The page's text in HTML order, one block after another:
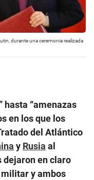
durante una ceremonia realizada
hasta “amenazas
en los que los
del Atlántico
y Rusia al
dejaron en claro
y ambos